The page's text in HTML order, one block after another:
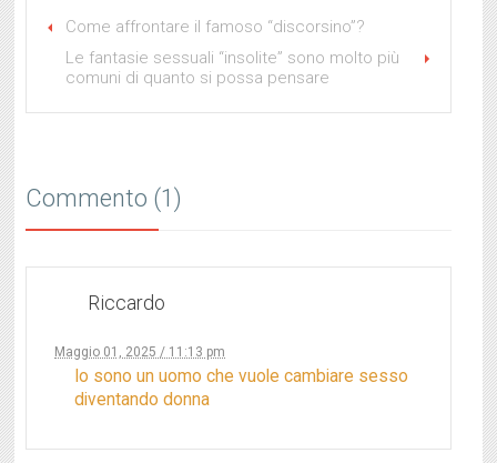
Come affrontare il famoso “discorsino”?
Le fantasie sessuali “insolite” sono molto più
comuni di quanto si possa pensare
Commento (1)
Riccardo
Maggio 01, 2025 / 11:13 pm
Io sono un uomo che vuole cambiare sesso
diventando donna